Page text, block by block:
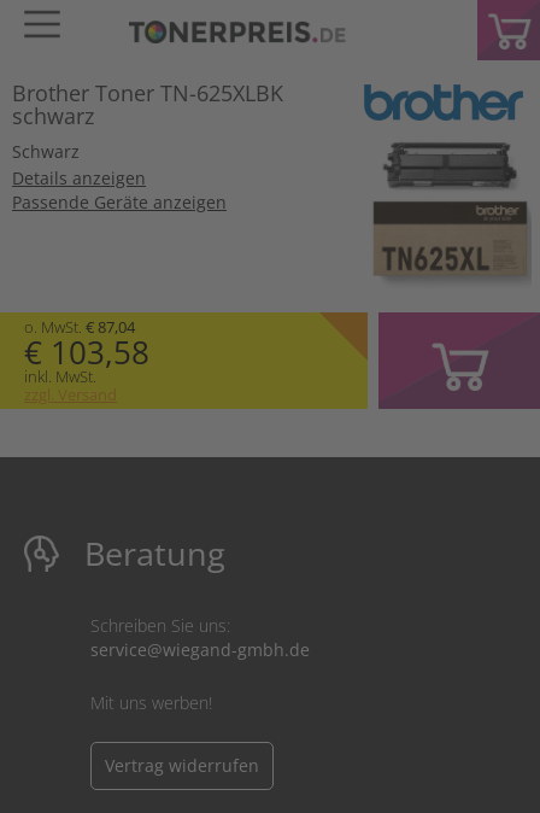
Brother Toner TN-625XLBK
schwarz
Schwarz
Details anzeigen
Passende Geräte anzeigen
o. MwSt. € 87,04
€ 103,58
inkl. MwSt.
zzgl. Versand
Beratung
Schreiben Sie uns:
service@wiegand-gmbh.de
Mit uns werben!
Vertrag widerrufen